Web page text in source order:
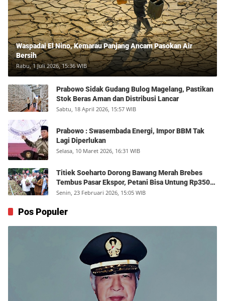
Waspadai El Nino, Kemarau Panjang Ancam Pasokan Air
Bersih
Rabu, 1 Juli 2026, 15:36 WIB
Prabowo Sidak Gudang Bulog Magelang, Pastikan
Stok Beras Aman dan Distribusi Lancar
Sabtu, 18 April 2026, 15:57 WIB
Prabowo : Swasembada Energi, Impor BBM Tak
Lagi Diperlukan
Selasa, 10 Maret 2026, 16:31 WIB
Titiek Soeharto Dorong Bawang Merah Brebes
Tembus Pasar Ekspor, Petani Bisa Untung Rp350
Juta per Hektare
Senin, 23 Februari 2026, 15:05 WIB
Pos Populer